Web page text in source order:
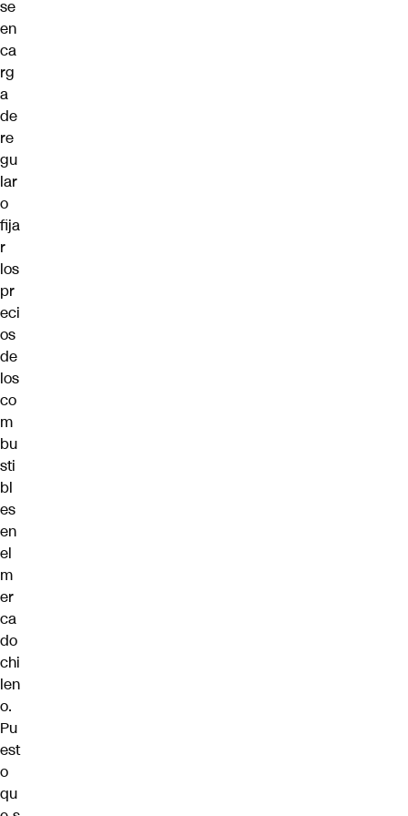
se
en
ca
rg
a
de
re
gu
lar
o
fija
r
los
pr
eci
os
de
los
co
m
bu
sti
bl
es
en
el
m
er
ca
do
chi
len
o.
Pu
est
o
qu